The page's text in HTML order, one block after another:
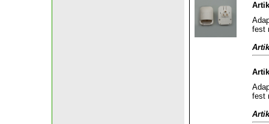
fest
fest